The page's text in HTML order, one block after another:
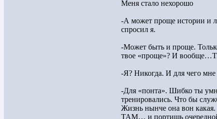
Меня стало нехорошо
-А может проще истории и
спросил я.
-Может быть и проще.
твое «проще»? И
-Я? Никогда. И для чего мне
-Для «понта». Шибко ты
тренировались. Что бы
Жизнь нынче она вон
ТАМ… и портишь очередной